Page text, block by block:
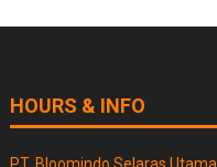
HOURS & INFO